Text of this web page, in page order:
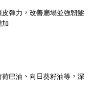
彈力，改善扁塌並強韌髮
巴油、向日葵籽油等，深